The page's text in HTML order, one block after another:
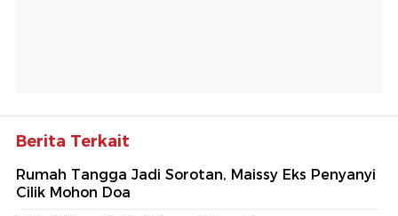
Berita Terkait
Rumah Tangga Jadi Sorotan, Maissy Eks Penyanyi
Cilik Mohon Doa